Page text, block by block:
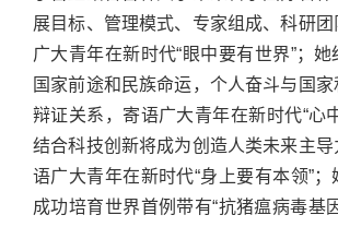
展目标、管理模式、专家组成、科研
广大青年在新时代“眼中要有世界”；
国家前途和民族命运，个人奋斗与国
辩证关系，寄语广大青年在新时代“心
结合科技创新将成为创造人类未来主
语广大青年在新时代“身上要有本领”
成功培育世界首例带有“抗猪瘟病毒基